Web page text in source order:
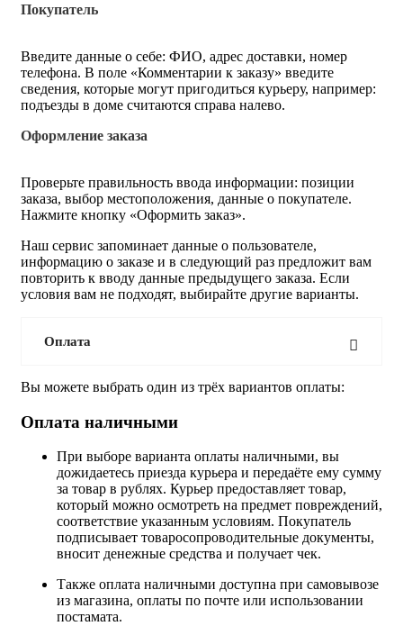
Покупатель
Введите данные о себе: ФИО, адрес доставки, номер
телефона. В поле «Комментарии к заказу» введите
сведения, которые могут пригодиться курьеру, например:
подъезды в доме считаются справа налево.
Оформление заказа
Проверьте правильность ввода информации: позиции
заказа, выбор местоположения, данные о покупателе.
Нажмите кнопку «Оформить заказ».
Наш сервис запоминает данные о пользователе,
информацию о заказе и в следующий раз предложит вам
повторить к вводу данные предыдущего заказа. Если
условия вам не подходят, выбирайте другие варианты.
Оплата
Вы можете выбрать один из трёх вариантов оплаты:
Оплата наличными
При выборе варианта оплаты наличными, вы
дожидаетесь приезда курьера и передаёте ему сумму
за товар в рублях. Курьер предоставляет товар,
который можно осмотреть на предмет повреждений,
соответствие указанным условиям. Покупатель
подписывает товаросопроводительные документы,
вносит денежные средства и получает чек.
Также оплата наличными доступна при самовывозе
из магазина, оплаты по почте или использовании
постамата.